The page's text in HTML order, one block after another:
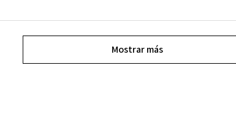
Mostrar más